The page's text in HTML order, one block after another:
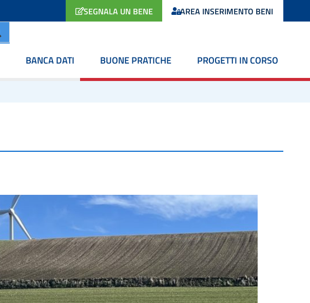
SEGNALA UN BENE AREA INSERIMENTO BENI
BANCA DATI BUONE PRATICHE PROGETTI IN CORSO